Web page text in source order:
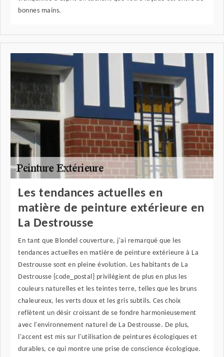
bonnes mains.
Les tendances actuelles en
matière de peinture extérieure en
La Destrousse
En tant que Blondel couverture, j'ai remarqué que les
tendances actuelles en matière de peinture extérieure à La
Destrousse sont en pleine évolution. Les habitants de La
Destrousse {code_postal} privilégient de plus en plus les
couleurs naturelles et les teintes terre, telles que les bruns
chaleureux, les verts doux et les gris subtils. Ces choix
reflètent un désir croissant de se fondre harmonieusement
avec l'environnement naturel de La Destrousse. De plus,
l'accent est mis sur l'utilisation de peintures écologiques et
durables, ce qui montre une prise de conscience écologique.